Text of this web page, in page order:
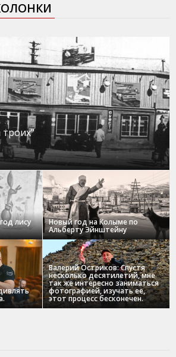
троих"
лису Новый год на Колыме по
Альберту Эйнштейну
Валерий Остриков: Спустя
несколько десятилетий, мне
так же интересно заниматься
фотографией, изучать ее,
этот процесс бесконечен.